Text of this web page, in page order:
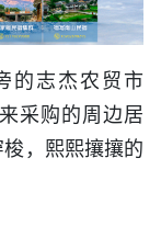
的志杰农贸市
采购的周边居
，熙熙攘攘的